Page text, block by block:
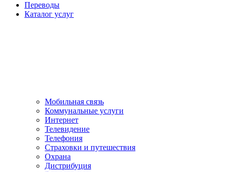
Переводы
Каталог услуг
Мобильная связь
Коммунальные услуги
Интернет
Телевидение
Телефония
Страховки и путешествия
Охрана
Дистрибуция